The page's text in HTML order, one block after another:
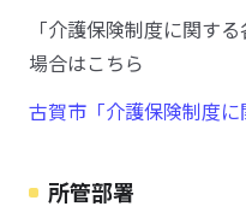
「介護保険制度に関す
場合はこちら
古賀市「介護保険制度に
所管部署